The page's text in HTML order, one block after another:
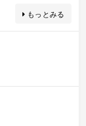
もっとみる